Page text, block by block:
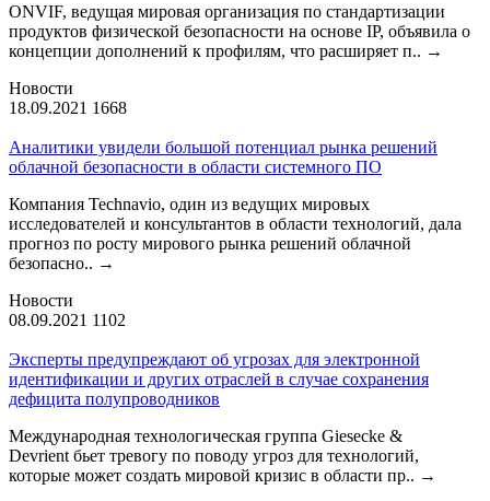
ONVIF, ведущая мировая организация по стандартизации
продуктов физической безопасности на основе IP, объявила о
концепции дополнений к профилям, что расширяет п.. →
Новости
18.09.2021 1668
Аналитики увидели большой потенциал рынка решений
облачной безопасности в области системного ПО
Компания Technavio, один из ведущих мировых
исследователей и консультантов в области технологий, дала
прогноз по росту мирового рынка решений облачной
безопасно.. →
Новости
08.09.2021 1102
Эксперты предупреждают об угрозах для электронной
идентификации и других отраслей в случае сохранения
дефицита полупроводников
Международная технологическая группа Giesecke &
Devrient бьет тревогу по поводу угроз для технологий,
которые может создать мировой кризис в области пр.. →